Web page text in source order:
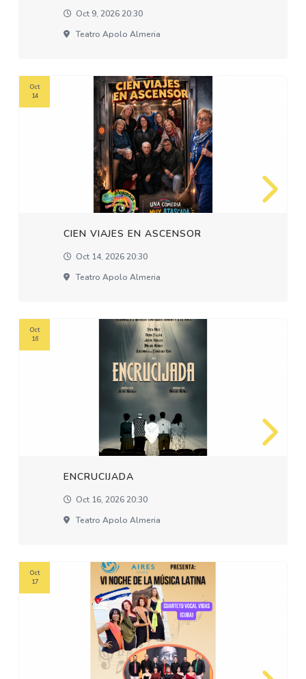
Oct 9, 2026 20:30
Teatro Apolo Almeria
CIEN VIAJES EN ASCENSOR
Oct 14, 2026 20:30
Teatro Apolo Almeria
Oct
14
ENCRUCIJADA
Oct 16, 2026 20:30
Teatro Apolo Almeria
Oct
16
Oct
17